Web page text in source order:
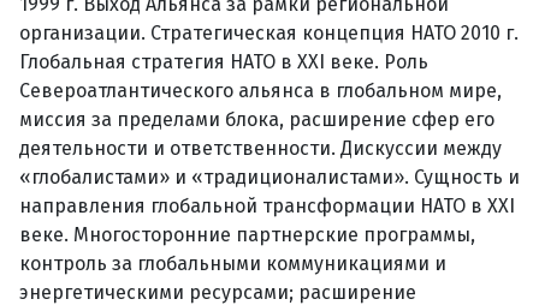
организации. Стратегическая концепция НАТО 2010 г.
Глобальная стратегия НАТО в XXI веке. Роль
Североатлантического альянса в глобальном мире,
миссия за пределами блока, расширение сфер его
деятельности и ответственности. Дискуссии между
«глобалистами» и «традиционалистами». Сущность и
направления глобальной трансформации НАТО в XXI
веке. Многосторонние партнерские программы,
контроль за глобальными коммуникациями и
энергетическими ресурсами; расширение